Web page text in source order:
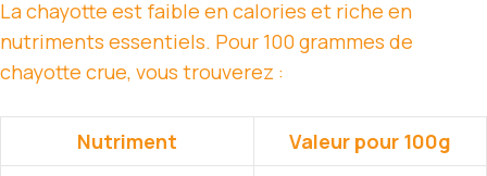
La chayotte est faible en calories et riche en
nutriments essentiels. Pour 100 grammes de
chayotte crue, vous trouverez :
Nutriment
Valeur pour 100g